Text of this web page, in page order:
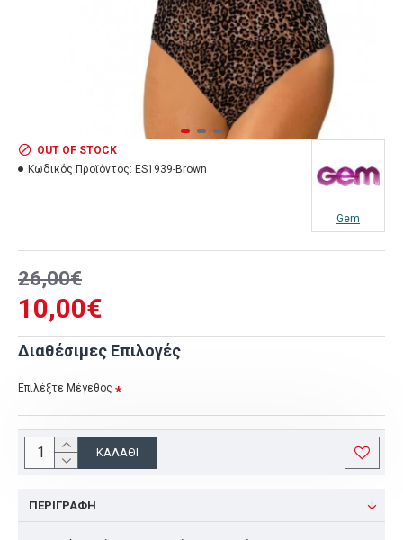
10,00€
26,00€
OUT OF STOCK
Κωδικός Προϊόντος: ES1939-Brown
Gem
Διαθέσιμες Επιλογές
Επιλέξτε Μέγεθος
ΚΑΛΆΘΙ
ΠΕΡΙΓΡΑΦΉ